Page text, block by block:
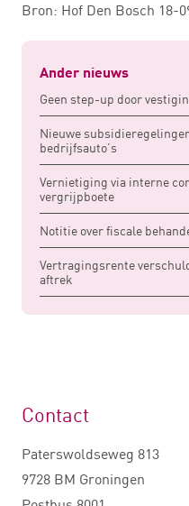
Bron: Hof Den Bosch 18-
Ander nieuws
Geen step-up door
Nieuwe
bedrijfsauto’s
Vernietiging via interne
vergrijpboete
Notitie over fiscale
Vertragingsrente
aftrek
Contact
Paterswoldseweg 813
9728 BM Groningen